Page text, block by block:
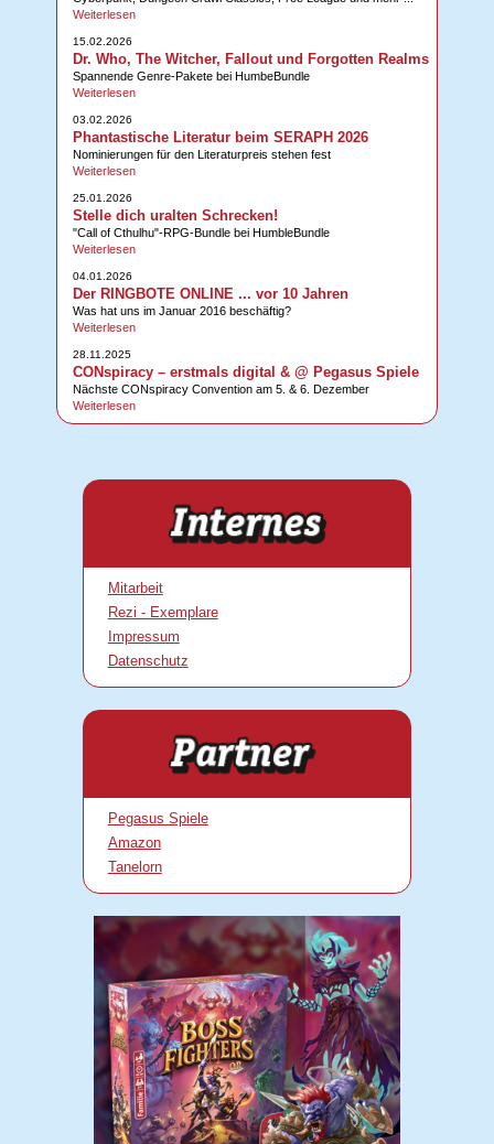
Weiterlesen
15.02.2026
Dr. Who, The Witcher, Fallout und Forgotten Realms
Spannende Genre-Pakete bei HumbeBundle
Weiterlesen
03.02.2026
Phantastische Literatur beim SERAPH 2026
Nominierungen für den Literaturpreis stehen fest
Weiterlesen
25.01.2026
Stelle dich uralten Schrecken!
"Call of Cthulhu"-RPG-Bundle bei HumbleBundle
Weiterlesen
04.01.2026
Der RINGBOTE ONLINE ... vor 10 Jahren
Was hat uns im Januar 2016 beschäftig?
Weiterlesen
28.11.2025
CONspiracy – erstmals digital & @ Pegasus Spiele
Nächste CONspiracy Convention am 5. & 6. Dezember
Weiterlesen
Mitarbeit
Rezi - Exemplare
Impressum
Datenschutz
Pegasus Spiele
Amazon
Tanelorn